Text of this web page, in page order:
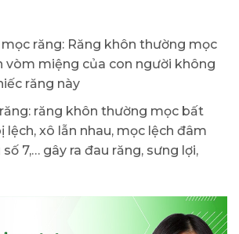
răng: Răng khôn thường mọc
vòm miệng của con người không
răng này
răng khôn thường mọc bất
lệch, xô lẫn nhau, mọc lệch đâm
7,… gây ra đau răng, sưng lợi,